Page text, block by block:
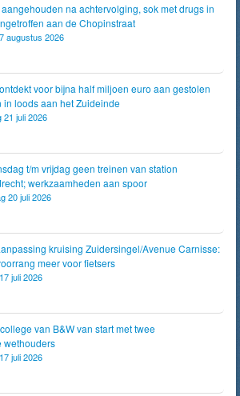
na achtervolging, sok met drugs in
aan de Chopinstraat
augustus 2026
voor bijna half miljoen euro aan gestolen
in loods aan het Zuideinde
21 juli 2026
t/m vrijdag geen treinen van station
werkzaamheden aan spoor
20 juli 2026
kruising Zuidersingel/Avenue Carnisse:
meer voor fietsers
juli 2026
van B&W van start met twee
wethouders
juli 2026